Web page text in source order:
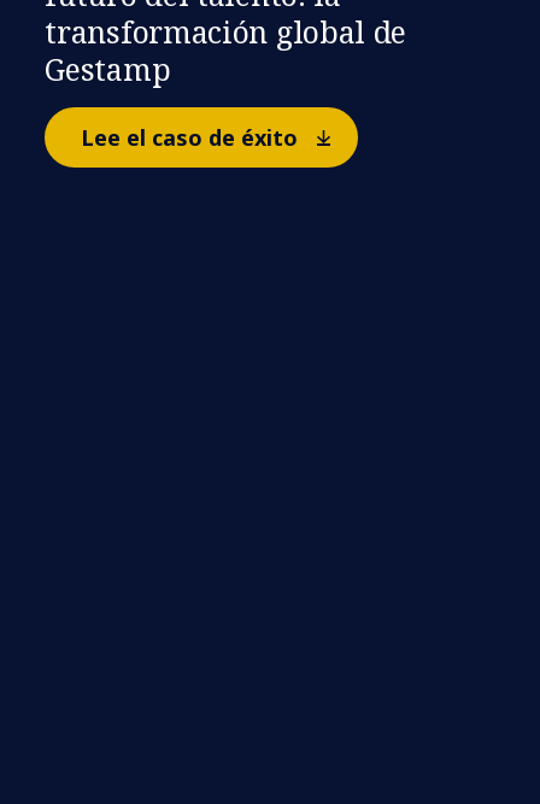
transformación global de
Gestamp
Lee el caso de éxito